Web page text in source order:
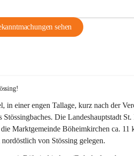
sehen
in einer engen Tallage, kurz nach der
Die Landeshauptstadt
Marktgemeinde Böheimkirchen ca.
von Stössing gelegen.